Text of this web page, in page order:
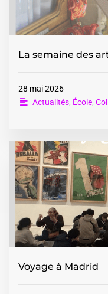
La semaine des
28 mai 2026
Actualités, École,
Voyage à Madrid